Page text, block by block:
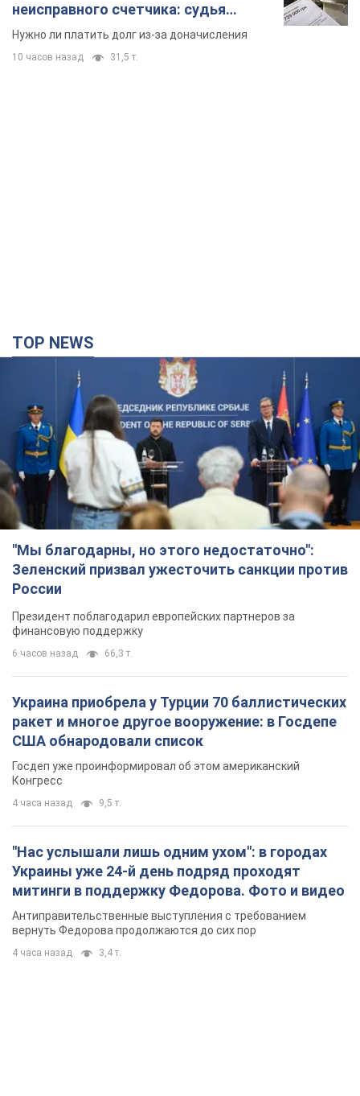
неисправного счетчика: судья
вынес неожиданное решение
Нужно ли платить долг из-за доначисления
10 часов назад 31,5 т.
TOP NEWS
"Мы благодарны, но этого недостаточно":
Зеленский призвал ужесточить санкции против
России
Президент поблагодарил европейских партнеров за
финансовую поддержку
6 часов назад 66,3 т.
Украина приобрела у Турции 70 баллистических
ракет и многое другое вооружение: в Госдепе
США обнародовали список
Госдеп уже проинформировал об этом американский
Конгресс
4 часа назад 9,5 т.
"Нас услышали лишь одним ухом": в городах
Украины уже 24-й день подряд проходят
митинги в поддержку Федорова. Фото и видео
Антиправительственные выступления с требованием
вернуть Федорова продолжаются до сих пор
4 часа назад 3,4 т.